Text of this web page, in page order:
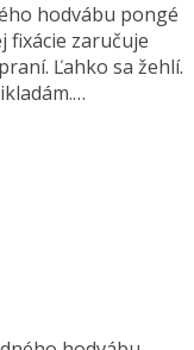
hodvábu pongé
fixácie zaručuje
Ľahko sa žehlí.